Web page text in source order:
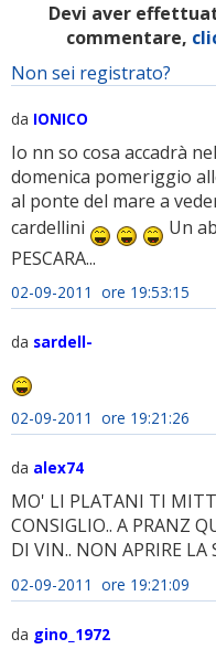
Devi aver
commentare,
Non sei registrato?
da IONICO
Io nn so cosa accadrà
domenica pomeriggio
al ponte del mare a
cardellini
Un
PESCARA...
02-09-2011 ore 19:53:15
da sardell-
02-09-2011 ore 19:21:26
da alex74
MO' LI PLATANI TI
CONSIGLIO.. A PRANZ
DI VIN.. NON APRIRE LA
02-09-2011 ore 19:21:09
da gino_1972